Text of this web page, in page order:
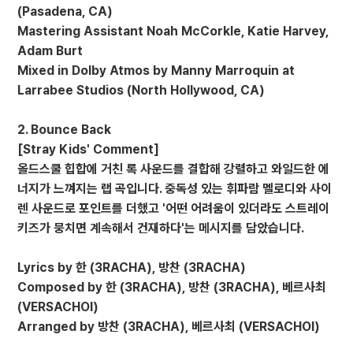
(Pasadena, CA)
Mastering Assistant Noah McCorkle, Katie Harvey,
Adam Burt
Mixed in Dolby Atmos by Manny Marroquin at
Larrabee Studios (North Hollywood, CA)
2. Bounce Back
[Stray Kids' Comment]
올드스쿨 힙합에 거친 록 사운드를 결합해 강렬하고 와일드한 에
너지가 느껴지는 랩 곡입니다. 중독성 있는 휘파람 멜로디와 사이
렌 사운드로 포인트를 더했고 '어떤 어려움이 있더라도 스트레이
키즈가 뭉치면 계속해서 건재하다'는 메시지를 담았습니다.
Lyrics by 한 (3RACHA), 방찬 (3RACHA)
Composed by 한 (3RACHA), 방찬 (3RACHA), 베르사최
(VERSACHOI)
Arranged by 방찬 (3RACHA), 베르사최 (VERSACHOI)